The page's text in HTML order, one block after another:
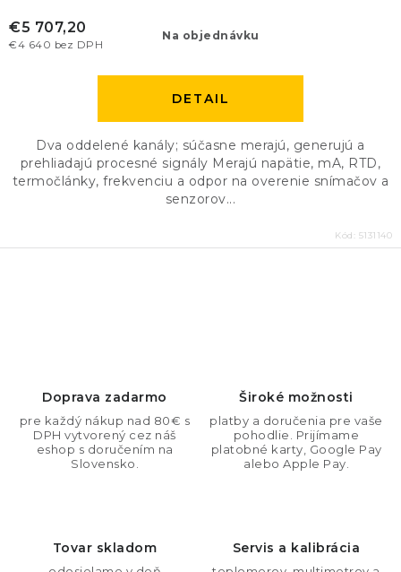
Na objednávku
€4 640 bez DPH
€5 707,20
DETAIL
Dva oddelené kanály; súčasne merajú, generujú a
prehliadajú procesné signály Merajú napätie, mA, RTD,
termočlánky, frekvenciu a odpor na overenie snímačov a
senzorov...
Kód: 5131140
Doprava zadarmo
pre každý nákup nad 80€ s
DPH vytvorený cez náš
eshop s doručením na
Slovensko.
Široké možnosti
platby a doručenia pre vaše
pohodlie. Prijímame
platobné karty, Google Pay
alebo Apple Pay.
Tovar skladom Servis a kalibrácia